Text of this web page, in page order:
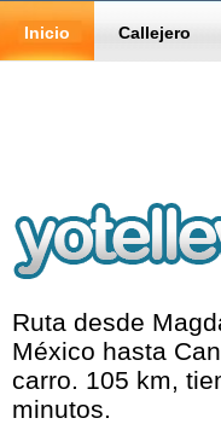
Inicio Callejero
Ruta desde
México hasta
carro. 105 km,
minutos.